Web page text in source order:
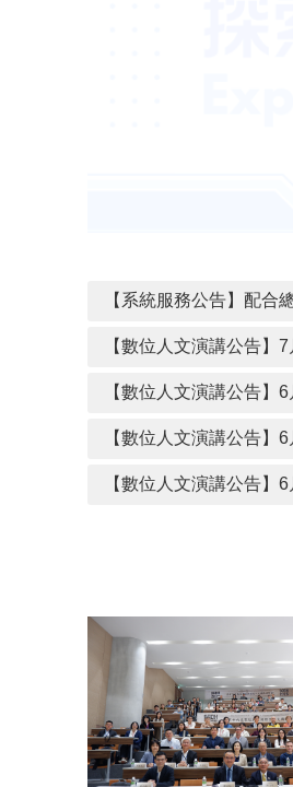
【系統服務公告】配合
【數位人文演講公告】
【數位人文演講公告】
【數位人文演講公告
【數位人文演講公告